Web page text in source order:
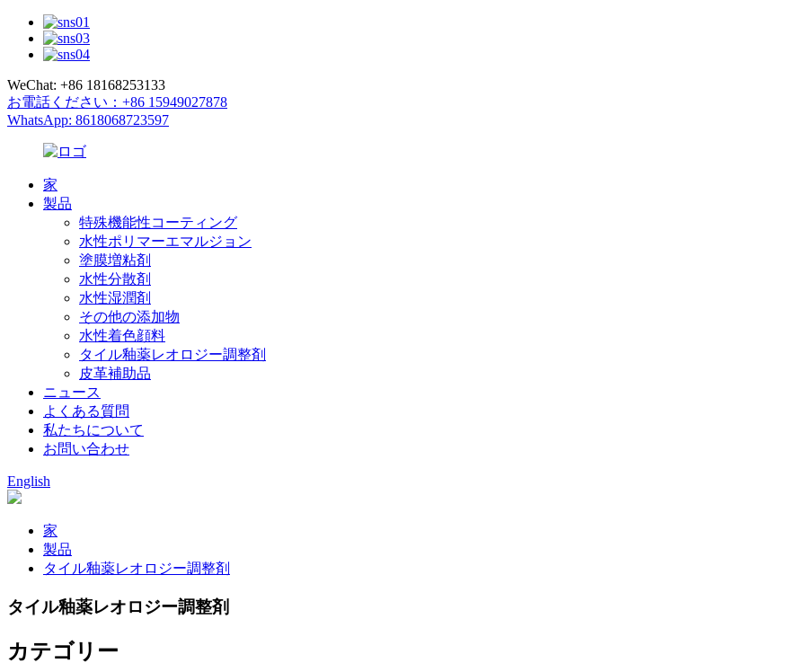
WeChat: +86 18168253133
お電話ください：+86 15949027878
WhatsApp: 8618068723597
家
製品
特殊機能性コーティング
水性ポリマーエマルジョン
塗膜増粘剤
水性分散剤
水性湿潤剤
その他の添加物
水性着色顔料
タイル釉薬レオロジー調整剤
皮革補助品
ニュース
よくある質問
私たちについて
お問い合わせ
English
家
製品
タイル釉薬レオロジー調整剤
タイル釉薬レオロジー調整剤
カテゴリー